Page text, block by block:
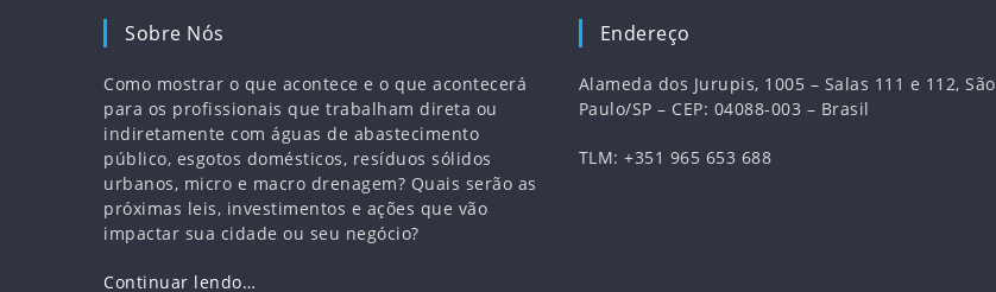
Sobre Nós
Como mostrar o que acontece e o que acontecerá
para os profissionais que trabalham direta ou
indiretamente com águas de abastecimento
público, esgotos domésticos, resíduos sólidos
urbanos, micro e macro drenagem? Quais serão as
próximas leis, investimentos e ações que vão
impactar sua cidade ou seu negócio?
Continuar lendo…
Endereço
Alameda dos Jurupis, 1005 – Salas 111 e 112, São
Paulo/SP – CEP: 04088-003 – Brasil
TLM: +351 965 653 688